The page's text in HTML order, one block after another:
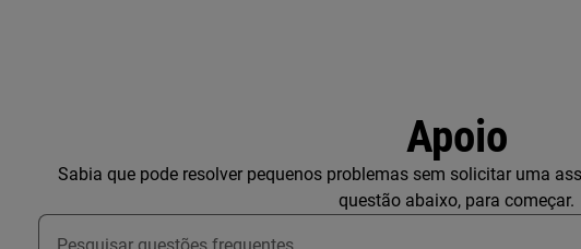
Apoio
Sabia que pode resolver pequenos problemas sem solicitar uma
questão abaixo, para começar.
Type to search for support articles